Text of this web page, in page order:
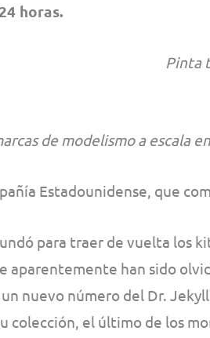
horas.
Pinta
de modelismo a escala
Estadounidense, que
para traer de vuelta los
aparentemente han sido
nuevo número del Dr.
colección, el último de los